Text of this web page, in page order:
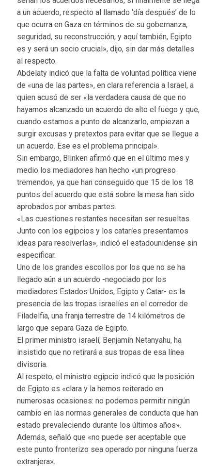
a un acuerdo, respecto al llamado ‘día después’ de lo
que ocurra en Gaza en términos de su gobernanza,
seguridad, su reconstrucción, y aquí también, Egipto
es y será un socio crucial», dijo, sin dar más detalles
al respecto.
Abdelaty indicó que la falta de voluntad política viene
de «una de las partes», en clara referencia a Israel, a
quien acusó de ser «la verdadera causa de que no
hayamos alcanzado un acuerdo de alto el fuego y que,
cuando estamos a punto de alcanzarlo, empiezan a
surgir excusas y pretextos para evitar que se llegue a
un acuerdo. Ese es el problema principal».
Sin embargo, Blinken afirmó que en el último mes y
medio los mediadores han hecho «un progreso
tremendo», ya que han conseguido que 15 de los 18
puntos del acuerdo que está sobre la mesa han sido
aprobados por ambas partes.
«Las cuestiones restantes necesitan ser resueltas.
Junto con los egipcios y los cataríes presentamos
ideas para resolverlas», indicó el estadounidense sin
especificar.
Uno de los grandes escollos por los que no se ha
llegado aún a un acuerdo -negociado por los
mediadores Estados Unidos, Egipto y Catar- es la
presencia de las tropas israelíes en el corredor de
Filadelfia, una franja terrestre de 14 kilómetros de
largo que separa Gaza de Egipto.
El primer ministro israelí, Benjamín Netanyahu, ha
insistido que no retirará a sus tropas de esa línea
divisoria.
Al respeto, el ministro egipcio indicó que la posición
de Egipto es «clara y la hemos reiterado en
numerosas ocasiones: no podemos permitir ningún
cambio en las normas generales de conducta que han
estado prevaleciendo durante los últimos años».
Además, señaló que «no puede ser aceptable que
este punto fronterizo sea operado por ninguna fuerza
extranjera».